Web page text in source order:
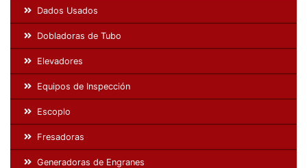
Dados Usados
Dobladoras de Tubo
Elevadores
Equipos de Inspección
Escoplo
Fresadoras
Generadoras de Engranes